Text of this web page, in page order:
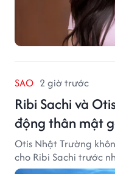
SAO 2 giờ trước
Ribi Sachi và
động thân mật
Otis Nhật Trường
cho Ribi Sachi trước